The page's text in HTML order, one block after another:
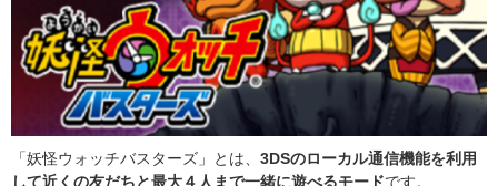
「妖怪ウォッチバスターズ」とは、 3DSのローカル通信機能を利用
して近くの友だちと最大４人まで一緒に遊べるモードです。